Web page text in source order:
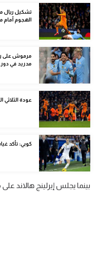
كرة يد
كرة طائرة
في المونديال
رياضة نسائية
آسيا
أمريكا
ركن الألعاب
Gamers
تشكيل ريال
الهجوم
مرموش على
مدريد في
عودة
كوبي: تأكد
بينما يجلس إيرلينج هالاند على